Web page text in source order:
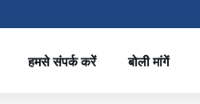
हमसे संपर्क करें बोली मांगें